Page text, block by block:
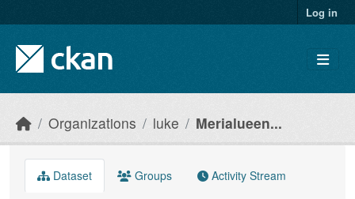
Log in
Organizations luke Merialueen...
Dataset Groups Activity Stream